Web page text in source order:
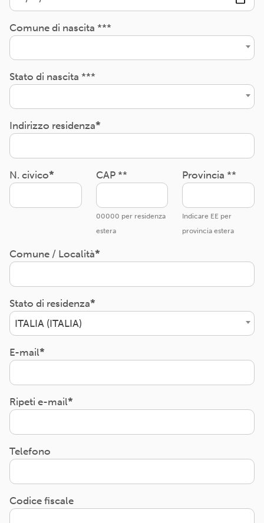
Comune di nascita ***
Stato di nascita ***
Indirizzo residenza
N. civico CAP **
00000 per residenza
estera
Provincia **
Indicare EE per
provincia estera
Comune / Località
Stato di residenza
ITALIA (ITALIA)
E-mail
Ripeti e-mail
Telefono
Codice fiscale